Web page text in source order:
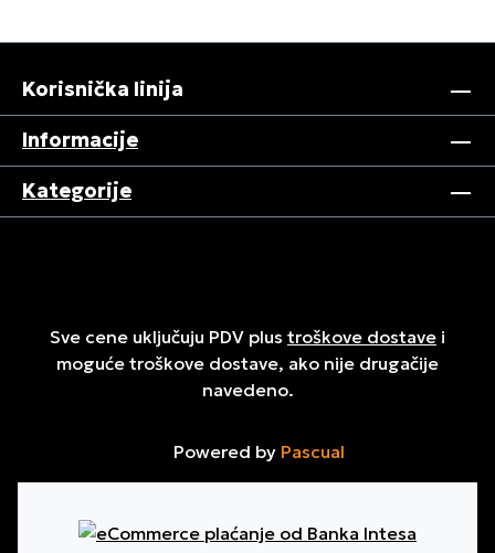
Korisnička linija
Informacije
Kategorije
Sve cene uključuju PDV plus troškove dostave i
moguće troškove dostave, ako nije drugačije
navedeno.
Powered by Pascual